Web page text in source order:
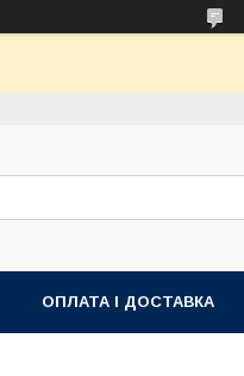
ОПЛАТА І ДОСТАВКА